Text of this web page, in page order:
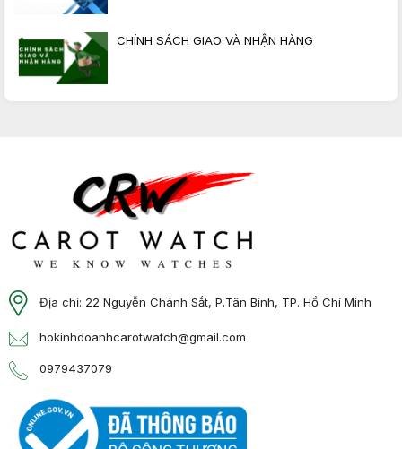
CHÍNH SÁCH GIAO VÀ NHẬN HÀNG
Địa chỉ: 22 Nguyễn Chánh Sắt, P.Tân Bình, TP. Hồ Chí Minh
hokinhdoanhcarotwatch@gmail.com
0979437079